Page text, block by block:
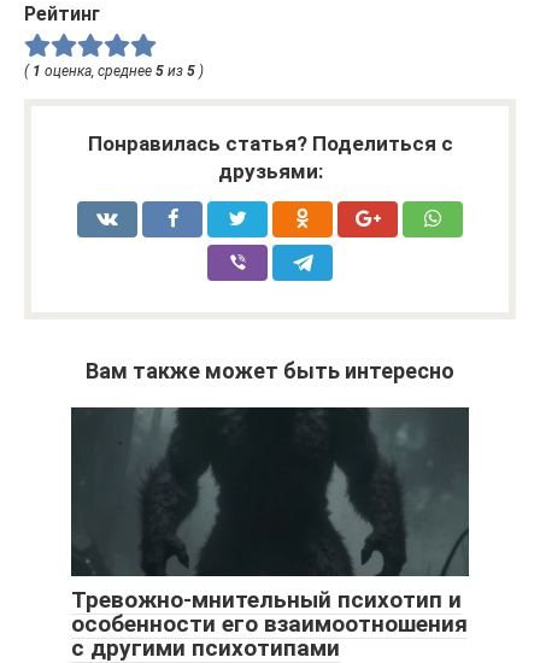
Рейтинг
( 1 оценка, среднее 5 из 5 )
Понравилась статья? Поделиться с
друзьями:
Вам также может быть интересно
Тревожно-мнительный психотип и
особенности его взаимоотношения
с другими психотипами